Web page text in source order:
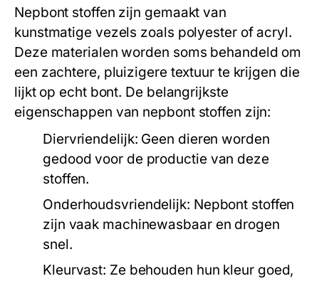
Nepbont stoffen zijn gemaakt van
kunstmatige vezels zoals polyester of acryl.
Deze materialen worden soms behandeld om
een zachtere, pluizigere textuur te krijgen die
lijkt op echt bont. De belangrijkste
eigenschappen van nepbont stoffen zijn:
Diervriendelijk: Geen dieren worden
gedood voor de productie van deze
stoffen.
Onderhoudsvriendelijk: Nepbont stoffen
zijn vaak machinewasbaar en drogen
snel.
Kleurvast: Ze behouden hun kleur goed,